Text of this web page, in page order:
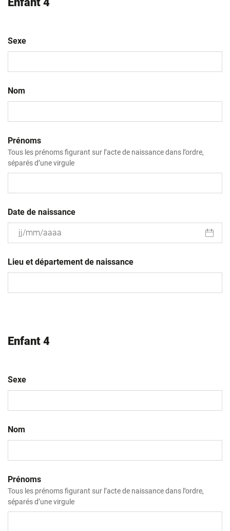
Sexe
Nom
Prénoms
Tous les prénoms figurant sur l’acte de naissance dans l’ordre,
séparés d’une virgule
Date de naissance
slash
MM
Lieu et département de naissance
Enfant 4
Sexe
Nom
Prénoms
Tous les prénoms figurant sur l’acte de naissance dans l’ordre,
séparés d’une virgule